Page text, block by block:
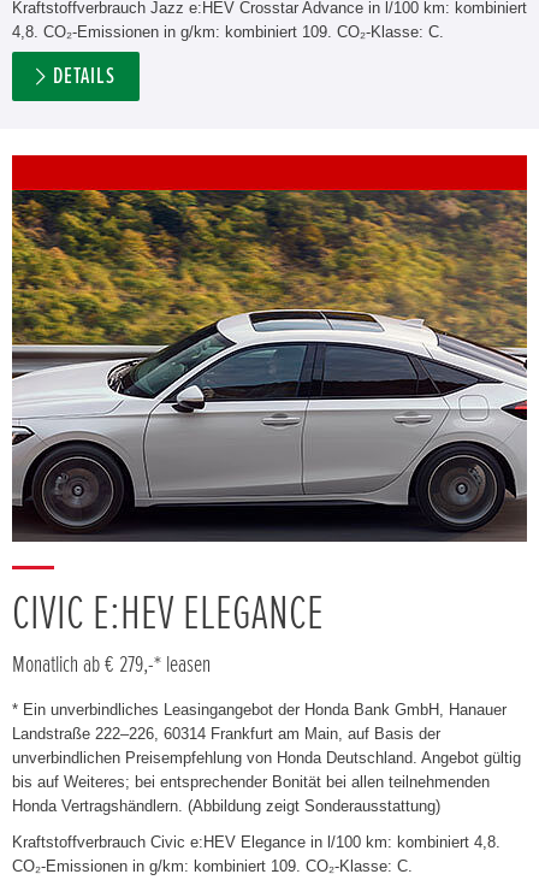
Kraftstoffverbrauch Jazz e:HEV Crosstar Advance in l/100 km: kombiniert
4,8. CO₂-Emissionen in g/km: kombiniert 109. CO₂-Klasse: C.
DETAILS
CIVIC E:HEV ELEGANCE
Monatlich ab € 279,-* leasen
* Ein unverbindliches Leasingangebot der Honda Bank GmbH, Hanauer
Landstraße 222–226, 60314 Frankfurt am Main, auf Basis der
unverbindlichen Preisempfehlung von Honda Deutschland. Angebot gültig
bis auf Weiteres; bei entsprechender Bonität bei allen teilnehmenden
Honda Vertragshändlern. (Abbildung zeigt Sonderausstattung)
Kraftstoffverbrauch Civic e:HEV Elegance in l/100 km: kombiniert 4,8.
CO₂-Emissionen in g/km: kombiniert 109. CO₂-Klasse: C.